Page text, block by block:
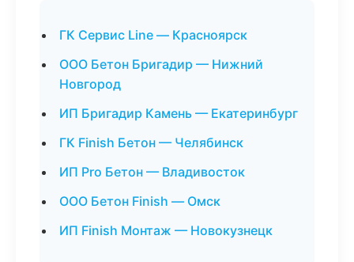
ГК Сервис Line — Красноярск
ООО Бетон Бригадир — Нижний
Новгород
ИП Бригадир Камень — Екатеринбург
ГК Finish Бетон — Челябинск
ИП Pro Бетон — Владивосток
ООО Бетон Finish — Омск
ИП Finish Монтаж — Новокузнецк